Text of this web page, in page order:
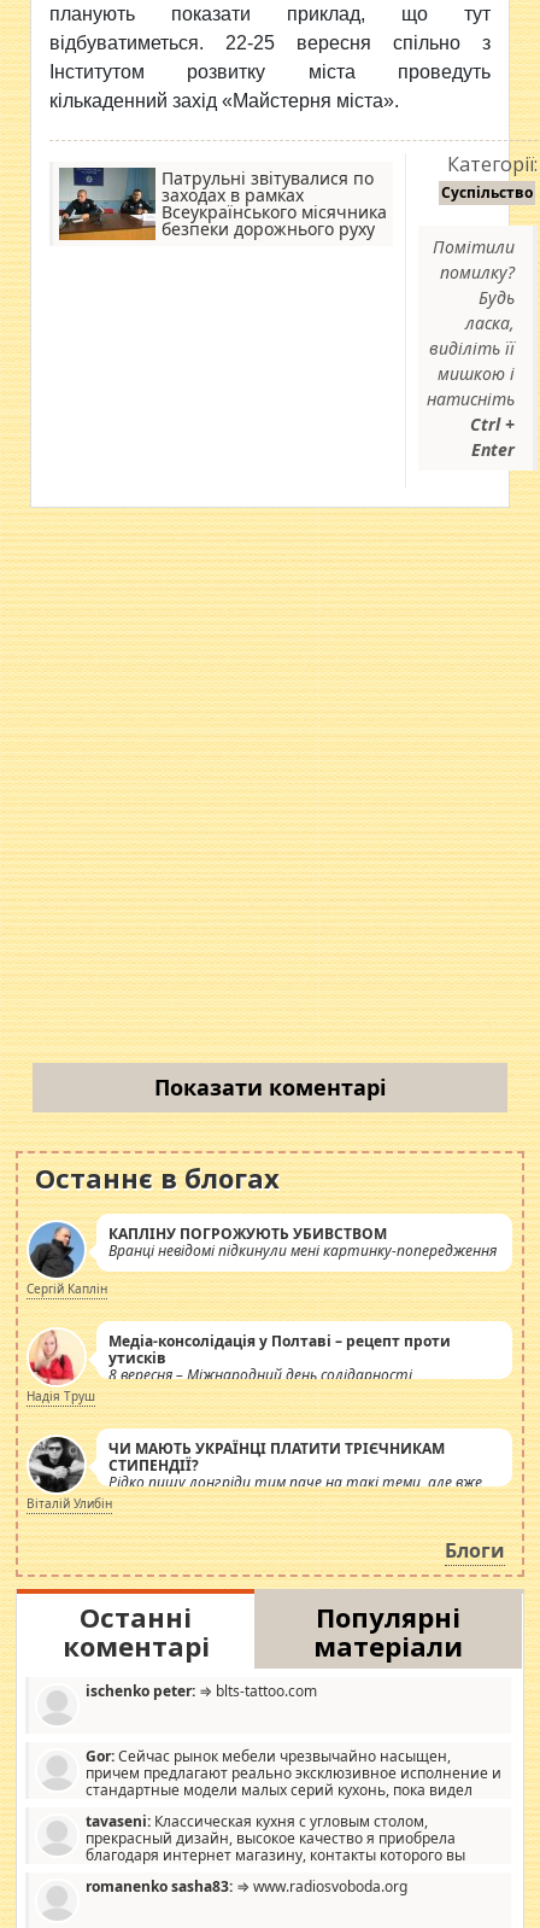
планують показати приклад, що тут
відбуватиметься. 22-25 вересня спільно з
Інститутом розвитку міста проведуть
кількаденний захід «Майстерня міста».
Патрульні звітувалися по
заходах в рамках
Всеукраїнського місячника
безпеки дорожнього руху
Категорії:
Суспільство
Помітили
помилку?
Будь
ласка,
виділіть її
мишкою і
натисніть
Ctrl +
Enter
Показати коментарі
Останнє в блогах
КАПЛІНУ ПОГРОЖУЮТЬ УБИВСТВОМ
Вранці невідомі підкинули мені картинку-попередження
Сергій Каплін
Медіа-консолідація у Полтаві – рецепт проти
утисків
8 вересня – Міжнародний день солідарності
журналістів.
Надія Труш
ЧИ МАЮТЬ УКРАЇНЦІ ПЛАТИТИ ТРІЄЧНИКАМ
СТИПЕНДІЇ?
Рідко пишу лонгріди тим паче на такі теми, але вже
просто дістало! Обурюють сьогоднішні інсенуації
навколо стипендіального питання. Штучно
роздувається ще одна соціальна катастрофа.
Віталій Улибін
Блоги
Останні
коментарі
Популярні
матеріали
ischenko peter: ⇒ blts-tattoo.com
Gor:Сейчас рынок мебели чрезвычайно насыщен,
причем предлагают реально эксклюзивное исполнение и
стандартные модели малых серий кухонь, пока видел
стандартные формы, в MebelOk, креативненько и что главное -
со вкусом все в порядке, без ненужных наворотов удорожающих
мебель, а это не последний фактор.
tavaseni: Классическая кухня с угловым столом,
прекрасный дизайн, высокое качество я приобрела
благодаря интернет магазину, контакты которого вы
romanenko sasha83: ⇒ www.radiosvoboda.org